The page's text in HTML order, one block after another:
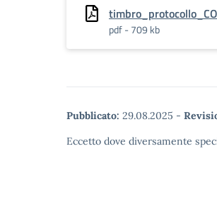
pdf - 709 kb
Pubblicato: 29.08.2025 -
Eccetto dove diversamente